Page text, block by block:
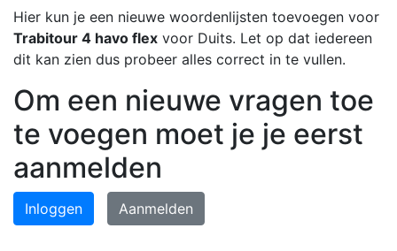
Hier kun je een nieuwe woordenlijsten toevoegen voor
Trabitour 4 havo flex voor Duits. Let op dat iedereen
dit kan zien dus probeer alles correct in te vullen.
Om een nieuwe vragen toe
te voegen moet je je eerst
aanmelden
Inloggen Aanmelden